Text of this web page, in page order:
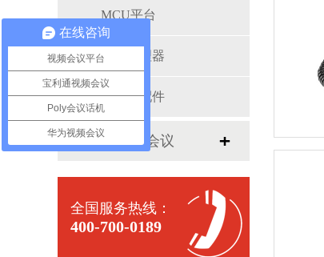
MCU平台
音频处理器
宝利通配件
罗技视频会议
全国服务热线：
400-700-0189
在线咨询
视频会议平台
宝利通视频会议
Poly会议话机
华为视频会议